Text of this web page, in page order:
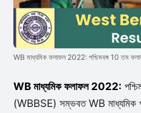
WB মাধ্যমিক ফলাফল 2022: পশ্চিমবঙ্গ 10 তম
WB মাধ্যমিক ফলাফল 2022:
(WBBSE) সম্ভবত WB মাধ্যমিক